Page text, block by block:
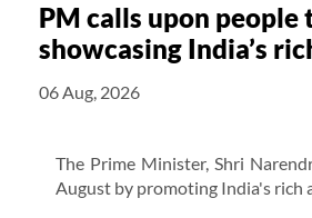
PM calls upon
showcasing India’s
06 Aug, 2026
The Prime Minister, Shri
August by promoting India's rich